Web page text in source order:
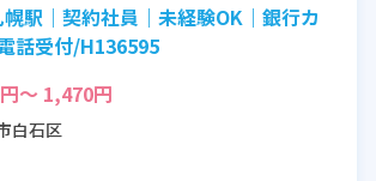
幌駅｜契約社員｜未経験OK｜銀行カ
話受付/H136595
～ 1,470円
白石区